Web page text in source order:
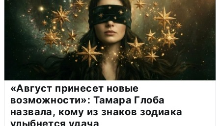
«Август принесет новые
возможности»: Тамара Глоба
назвала, кому из знаков зодиака
улыбнется удача